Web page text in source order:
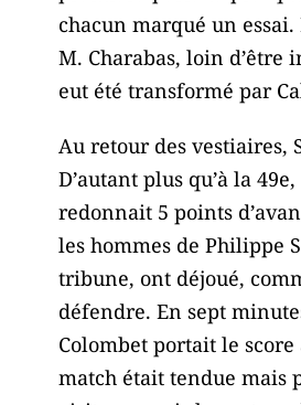
chacun marqué un
M. Charabas, loin d’être
eut été transformé par
Au retour des vestiaires,
D’autant plus qu’à la
redonnait 5 points
les hommes de Philippe
tribune, ont déjoué,
défendre. En sept
Colombet portait le
match était tendue mais